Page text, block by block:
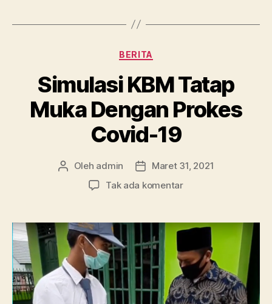
Kategori
BERITA
Simulasi KBM Tatap
Muka Dengan Prokes
Covid-19
Penulis
artikel
Oleh admin
Tanggal
artikel
Maret 31, 2021
Tak ada komentarpada
Tatap
Dengan
Prokes
Covid-
19